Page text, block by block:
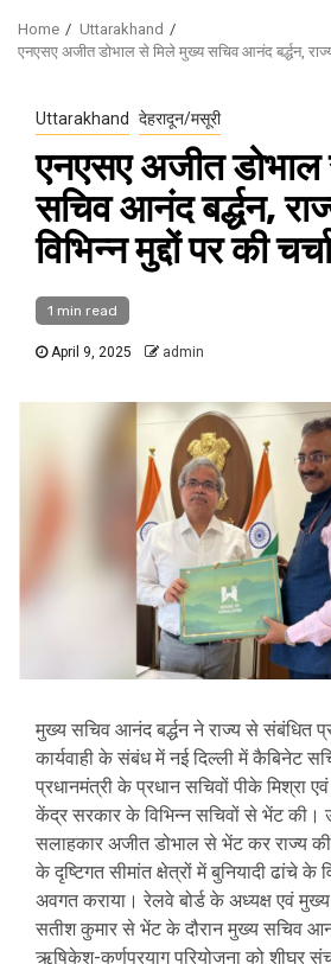
Home
Uttarakhand
एनएसए अजीत डोभाल से मिले मुख्य सचिव आनंद बर्द्धन, राज्य
Uttarakhand देहरादून/मसूरी
एनएसए अजीत
सचिव आनंद बर्द्धन,
विभिन्न मुद्दों पर की चर्चा
1 min read
April 9, 2025 admin
मुख्य सचिव आनंद बर्द्धन ने राज्य से संबंधित
कार्यवाही के संबंध में नई दिल्ली में कैबिनेट
प्रधानमंत्री के प्रधान सचिवों पीके मिश्रा
केंद्र सरकार के विभिन्न सचिवों से भेंट की।
सलाहकार अजीत डोभाल से भेंट कर राज्य की
के दृष्टिगत सीमांत क्षेत्रों में बुनियादी ढांचे के
अवगत कराया। रेलवे बोर्ड के अध्यक्ष एवं मुख्य
सतीश कुमार से भेंट के दौरान मुख्य सचिव
ऋषिकेश-कर्णप्रयाग परियोजना को शीघ्र